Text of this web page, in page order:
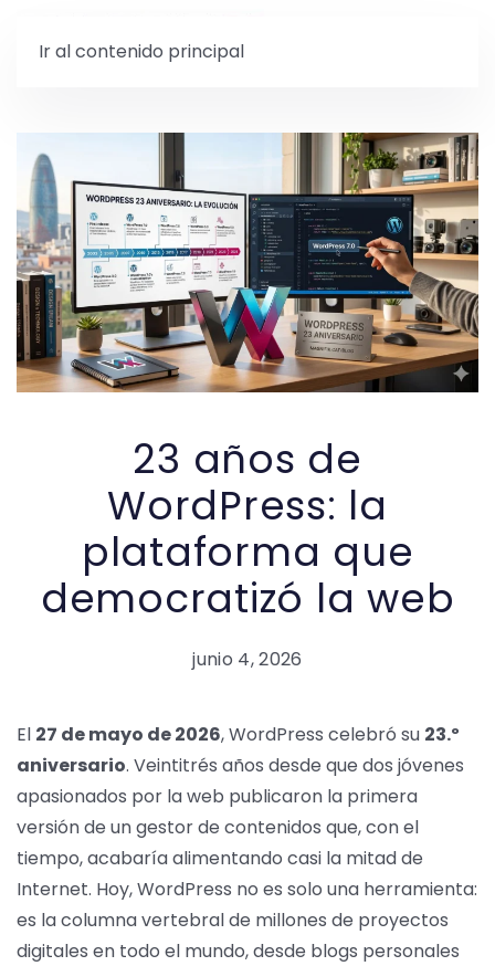
Ir al contenido principal
23 años de
WordPress: la
plataforma que
democratizó la web
junio 4, 2026
El 27 de mayo de 2026, WordPress celebró su 23.º
aniversario. Veintitrés años desde que dos jóvenes
apasionados por la web publicaron la primera
versión de un gestor de contenidos que, con el
tiempo, acabaría alimentando casi la mitad de
Internet. Hoy, WordPress no es solo una herramienta:
es la columna vertebral de millones de proyectos
digitales en todo el mundo, desde blogs personales